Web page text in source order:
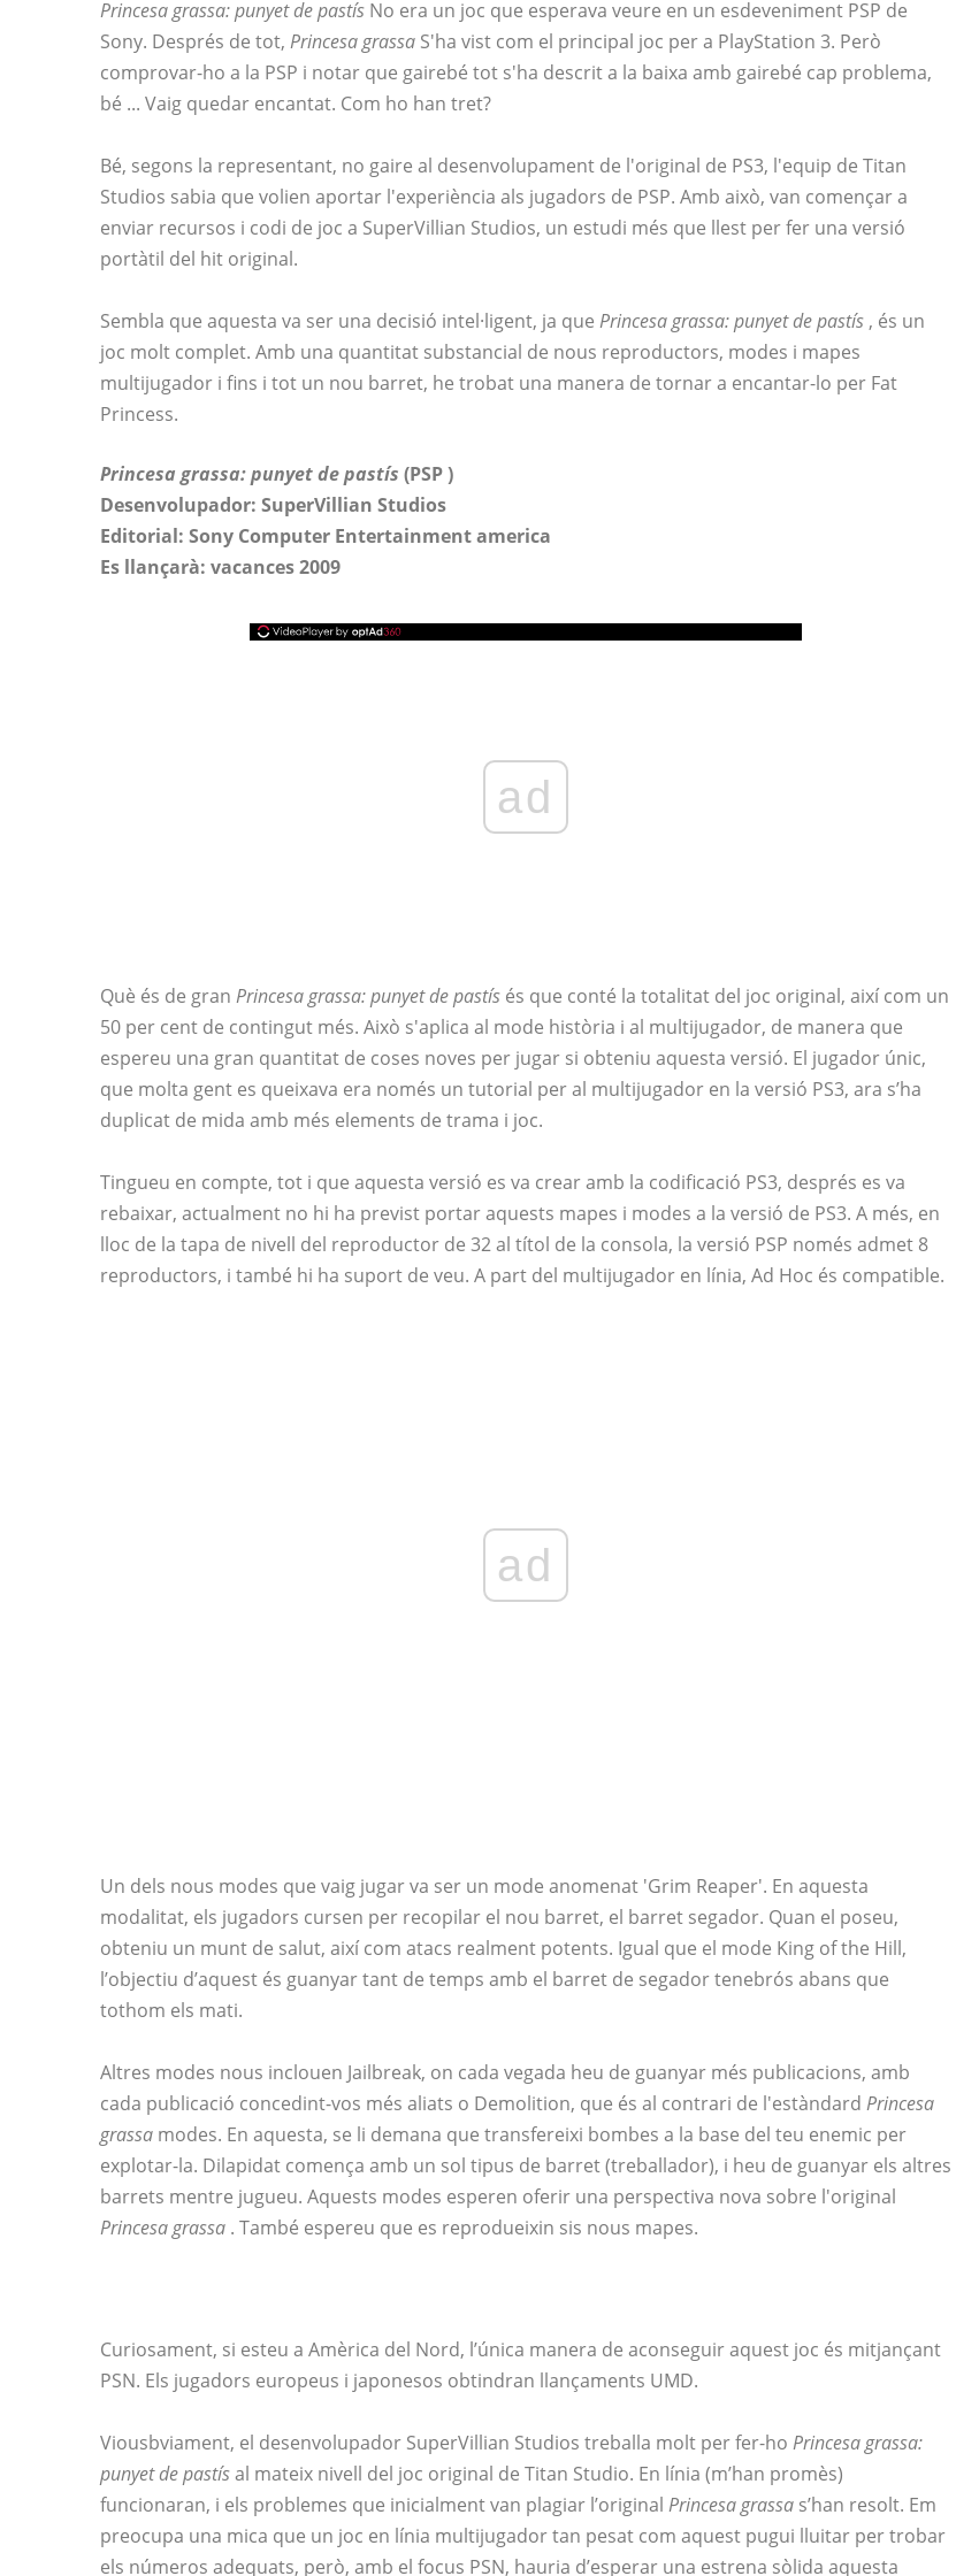
Princesa grassa: punyet de pastís No era un joc que esperava veure en un esdeveniment PSP de
Sony. Després de tot, Princesa grassa S'ha vist com el principal joc per a PlayStation 3. Però
comprovar-ho a la PSP i notar que gairebé tot s'ha descrit a la baixa amb gairebé cap problema,
bé ... Vaig quedar encantat. Com ho han tret?
Bé, segons la representant, no gaire al desenvolupament de l'original de PS3, l'equip de Titan
Studios sabia que volien aportar l'experiència als jugadors de PSP. Amb això, van començar a
enviar recursos i codi de joc a SuperVillian Studios, un estudi més que llest per fer una versió
portàtil del hit original.
Sembla que aquesta va ser una decisió intel·ligent, ja que Princesa grassa: punyet de pastís , és un
joc molt complet. Amb una quantitat substancial de nous reproductors, modes i mapes
multijugador i fins i tot un nou barret, he trobat una manera de tornar a encantar-lo per Fat
Princess.
Princesa grassa: punyet de pastís (PSP)
Desenvolupador: SuperVillian Studios
Editorial: Sony Computer Entertainment america
Es llançarà: vacances 2009
ad
Què és de gran Princesa grassa: punyet de pastís és que conté la totalitat del joc original, així com un
50 per cent de contingut més. Això s'aplica al mode història i al multijugador, de manera que
espereu una gran quantitat de coses noves per jugar si obteniu aquesta versió. El jugador únic,
que molta gent es queixava era només un tutorial per al multijugador en la versió PS3, ara s’ha
duplicat de mida amb més elements de trama i joc.
Tingueu en compte, tot i que aquesta versió es va crear amb la codificació PS3, després es va
rebaixar, actualment no hi ha previst portar aquests mapes i modes a la versió de PS3. A més, en
lloc de la tapa de nivell del reproductor de 32 al títol de la consola, la versió PSP només admet 8
reproductors, i també hi ha suport de veu. A part del multijugador en línia, Ad Hoc és compatible.
ad
Un dels nous modes que vaig jugar va ser un mode anomenat 'Grim Reaper'. En aquesta
modalitat, els jugadors cursen per recopilar el nou barret, el barret segador. Quan el poseu,
obteniu un munt de salut, així com atacs realment potents. Igual que el mode King of the Hill,
l’objectiu d’aquest és guanyar tant de temps amb el barret de segador tenebrós abans que
tothom els mati.
Altres modes nous inclouen Jailbreak, on cada vegada heu de guanyar més publicacions, amb
cada publicació concedint-vos més aliats o Demolition, que és al contrari de l'estàndard Princesa
grassa modes. En aquesta, se li demana que transfereixi bombes a la base del teu enemic per
explotar-la. Dilapidat comença amb un sol tipus de barret (treballador), i heu de guanyar els altres
barrets mentre jugueu. Aquests modes esperen oferir una perspectiva nova sobre l'original
Princesa grassa . També espereu que es reprodueixin sis nous mapes.
Curiosament, si esteu a Amèrica del Nord, l’única manera de aconseguir aquest joc és mitjançant
PSN. Els jugadors europeus i japonesos obtindran llançaments UMD.
Viousbviament, el desenvolupador SuperVillian Studios treballa molt per fer-ho Princesa grassa:
punyet de pastísal mateix nivell del joc original de Titan Studio. En línia (m’han promès)
funcionaran, i els problemes que inicialment van plagiar l’original Princesa grassa s’han resolt. Em
preocupa una mica que un joc en línia multijugador tan pesat com aquest pugui lluitar per trobar
els números adequats, però, amb el focus PSN, hauria d’esperar una estrena sòlida aquesta